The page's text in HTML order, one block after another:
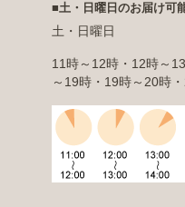
■土・日曜日のお届け可
土・日曜日
11時～12時・12時～
～19時・19時～20時